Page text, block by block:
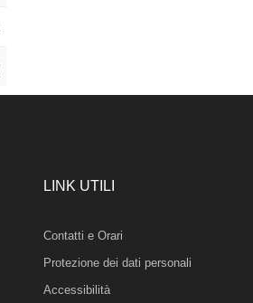
LINK UTILI
Contatti e Orari
Protezione dei dati personali
Accessibilità